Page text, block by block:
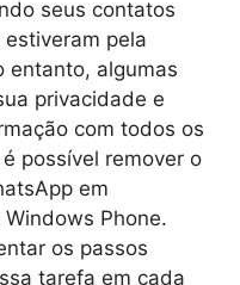
seus contatos
pela
entanto, algumas
privacidade e
com todos os
possível remover o
em
Phone.
os passos
tarefa em cada